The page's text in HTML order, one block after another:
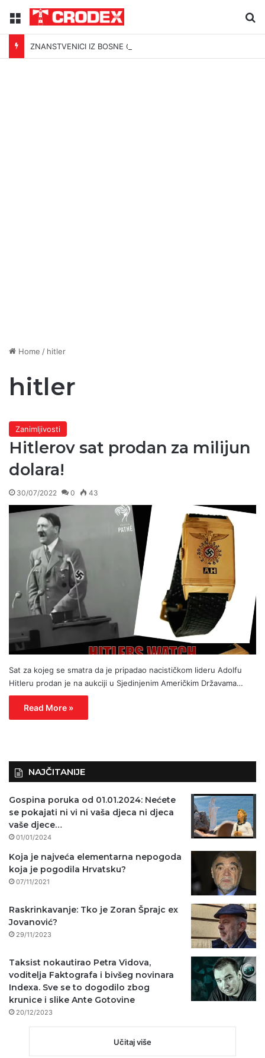
Menu
ZNANSTVENICI IZ BOSNE OTKRILI NACIZAM U – BOSNI!
Home / hitler
hitler
Zanimljivosti
Hitlerov sat prodan za milijun
dolara!
30/07/2022 0 43
Sat za kojeg se smatra da je pripadao nacističkom lideru Adolfu
Hitleru prodan je na aukciji u Sjedinjenim Američkim Državama…
Read More »
NAJČITANIJE
Gospina poruka od 01.01.2024: Nećete
se pokajati ni vi ni vaša djeca ni djeca
vaše djece…
01/01/2024
Koja je najveća elementarna nepogoda
koja je pogodila Hrvatsku?
07/11/2021
Raskrinkavanje: Tko je Zoran Šprajc ex
Jovanović?
29/11/2023
Taksist nokautirao Petra Vidova,
voditelja Faktografa i bivšeg novinara
Indexa. Sve se to dogodilo zbog
krunice i slike Ante Gotovine
20/12/2023
Učitaj više